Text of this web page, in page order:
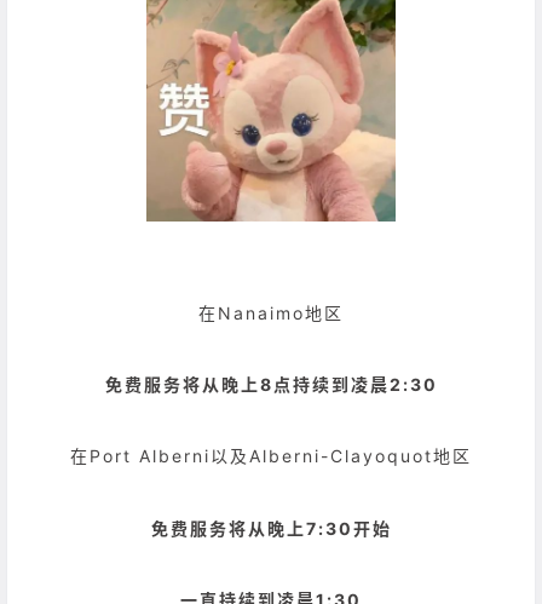
在Nanaimo地区
免费服务将从晚上8点持续到凌晨2:30
在Port Alberni以及Alberni-Clayoquot地区
免费服务将从晚上7:30开始
一直持续到凌晨1:30